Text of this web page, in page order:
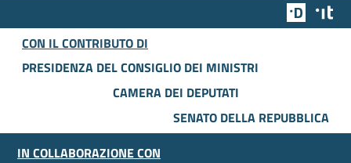
Team
CON IL CONTRIBUTO DI
PRESIDENZA DEL CONSIGLIO DEI MINISTRI
CAMERA DEI DEPUTATI
SENATO DELLA REPUBBLICA
IN COLLABORAZIONE CON